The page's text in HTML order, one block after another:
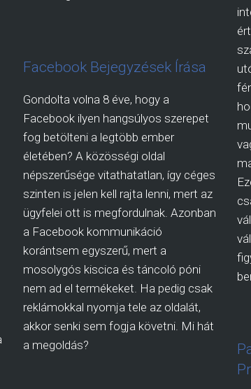
Facebook Bejegyzések Írása
Gondolta volna 8 éve, hogy a
Facebook ilyen hangsúlyos szerepet
fog betölteni a legtöbb ember
életében? A közösségi oldal
népszerűsége vitathatatlan, így céges
szinten is jelen kell rajta lenni, mert az
ügyfelei ott is megfordulnak. Azonban
a Facebook kommunikáció
korántsem egyszerű, mert a
mosolygós kiscica és táncoló póni
nem ad el termékeket. Ha pedig csak
reklámokkal nyomja tele az oldalát,
akkor senki sem fogja követni. Mi hát
a megoldás?